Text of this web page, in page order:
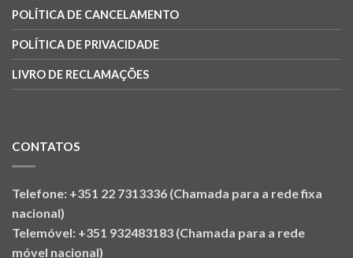
POLÍTICA DE CANCELAMENTO
POLÍTICA DE PRIVACIDADE
LIVRO DE RECLAMAÇÕES
CONTATOS
Telefone: +351 22 7313336 (Chamada para a rede fixa
nacional)
Telemóvel: +351 932483183 (Chamada para a rede
móvel nacional)